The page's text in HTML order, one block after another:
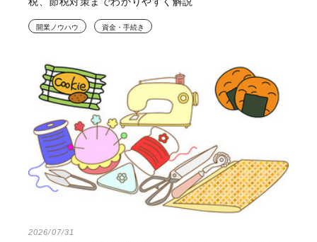
開業ノウハウ 資金・手続き
2026/07/31